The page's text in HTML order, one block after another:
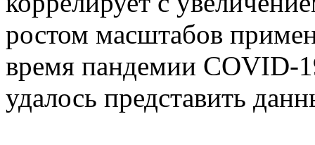
ростом масштабов
время пандемии COVID-
удалось представить